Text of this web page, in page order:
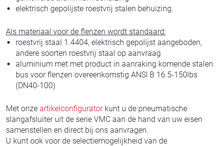
elektrisch gepolijste roestvrij stalen behuizing.
Als materiaal voor de flenzen wordt standaard:
roestvrij staal 1.4404, elektrisch gepolijst aangeboden,
andere soorten roestvrij staal op aanvraag
aluminium met met product in aanraking komende stalen
bus voor flenzen overeenkomstig ANSI B 16.5-150lbs
(DN40-100)
Met onze artikelconfiguratorkunt u de pneumatische
slangafsluiter uit de serie VMC aan de hand van uw eisen
samenstellen en direct bij ons aanvragen.
U kunt ook voor de selectiemogelijkheid van de